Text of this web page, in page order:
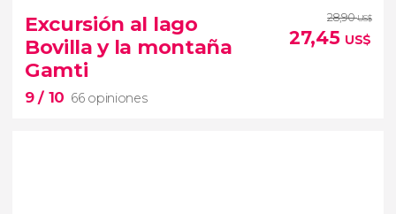
60 opiniones
tour por Berat con entradas
castillo y los barrios más antiguos de la ciudad
Excursión al lago
Bovilla y la montaña
Gamti
9/ 10 66 opiniones
28,90US$
27,45 US$